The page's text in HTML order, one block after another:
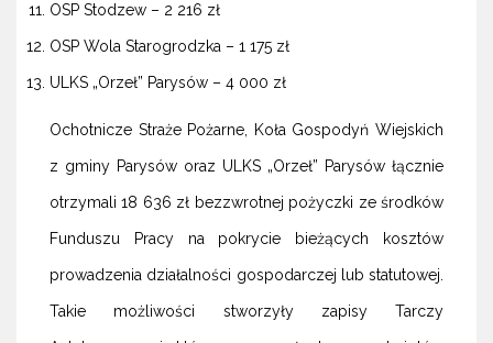
OSP Stodzew – 2 216 zł
OSP Wola Starogrodzka – 1 175 zł
ULKS „Orzeł” Parysów – 4 000 zł
Ochotnicze Straże Pożarne, Koła Gospodyń Wiejskich
z gminy Parysów oraz ULKS „Orzeł” Parysów łącznie
otrzymali 18 636 zł bezzwrotnej pożyczki ze środków
Funduszu Pracy na pokrycie bieżących kosztów
prowadzenia działalności gospodarczej lub statutowej.
Takie możliwości stworzyły zapisy Tarczy